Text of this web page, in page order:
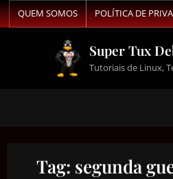
QUEM SOMOS POLÍTICA DE
Super Tux
Tutoriais de Linux,
Tag: segunda